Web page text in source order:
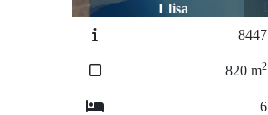
ESCUBELLS
4086
550 m2
6